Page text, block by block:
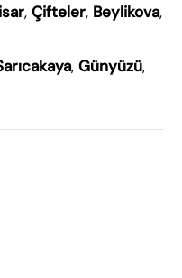
, Çifteler, Beylikova,
, Günyüzü,